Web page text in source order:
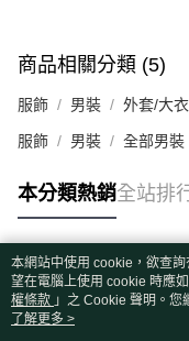
商品相關分類 (5)
服飾 男裝 外套/大衣
服飾 男裝 全部男裝
本分類熱銷全站排
熱門標籤
本網站中使用 cookie，欲查
望在電腦上使用 cookie 時應
權條款 」之 Cookie 聲明。您
用條款之 Cookie 聲明使用
了解更多 >